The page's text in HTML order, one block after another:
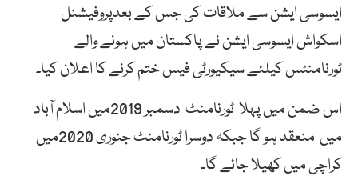
ایسوسی ایشن سے ملاقات کی جس کے بعدپروفیشنل
اسکواش ایسوسی ایشن نے پاکستان میں ہونے والے
ٹورنامنٹس کیلئے سیکیورٹی فیس ختم کرنے کا اعلان کیا۔
اس ضمن میں پہلا ٹورنامنٹ دسمبر 2019میں اسلام آباد
میں منعقد ہو گا جبکہ دوسرا ٹورنامنٹ جنوری 2020میں
کراچی میں کھیلا جائے گا۔